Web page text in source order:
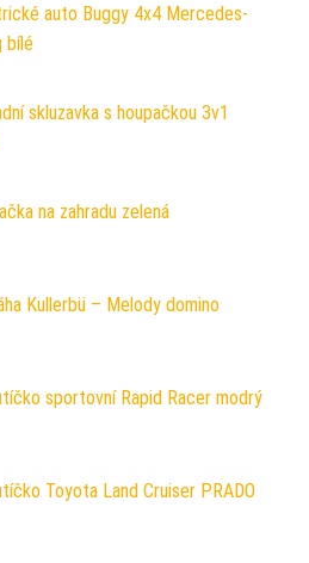
auto Buggy 4x4 Mercedes-
bílé
skluzavka s houpačkou 3v1
na zahradu zelená
Kullerbü – Melody domino
sportovní Rapid Racer modrý
Toyota Land Cruiser PRADO